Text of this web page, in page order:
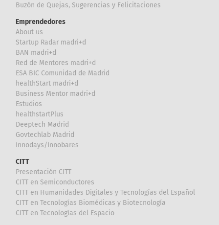
Buzón de Quejas, Sugerencias y Felicitaciones
Emprendedores
About us
Startup Radar madri+d
BAN madri+d
Red de Mentores madri+d
ESA BIC Comunidad de Madrid
healthStart madri+d
Business Mentor madri+d
Estudios
healthstartPlus
Deeptech Madrid
Govtechlab Madrid
Innodays/Innobares
CITT
Presentación CITT
CITT en Semiconductores
CITT en Humanidades Digitales y Tecnologías del Español
CITT en Tecnologías Biomédicas y Biotecnología
CITT en Tecnologías del Espacio